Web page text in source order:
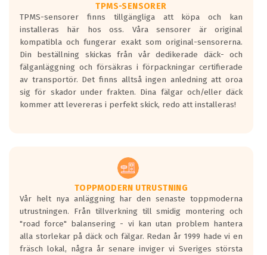
godkända för år 2016 nya regelverk.
Ett däck med en svart våg kommer vara
minst tre decibel tystare än det
regelverk som börjar gälla 2016.
TPMS-SENSORER
TPMS-sensorer finns tillgängliga att köpa och kan
installeras här hos oss. Våra sensorer är original
kompatibla och fungerar exakt som original-sensorerna.
Din beställning skickas från vår dedikerade däck- och
fälganläggning och försäkras i förpackningar certifierade
av transportör. Det finns alltså ingen anledning att oroa
sig för skador under frakten. Dina fälgar och/eller däck
kommer att levereras i perfekt skick, redo att installeras!
TOPPMODERN UTRUSTNING
Vår helt nya anläggning har den senaste toppmoderna
utrustningen. Från tillverkning till smidig montering och
"road force" balansering - vi kan utan problem hantera
alla storlekar på däck och fälgar. Redan år 1999 hade vi en
fräsch lokal, några år senare inviger vi Sveriges största